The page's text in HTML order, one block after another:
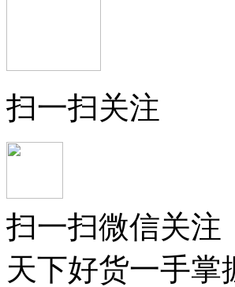
扫一扫关注
扫一扫微信关注
天下好货一手掌